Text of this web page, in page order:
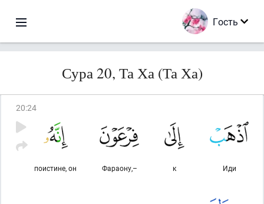
Гость
Сура 20, Та Ха (Та Ха)
20:24
Иди
к
Фараону,–
поистине, он